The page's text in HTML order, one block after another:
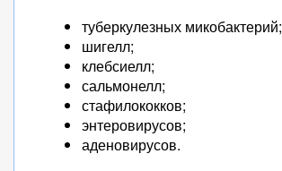
туберкулезных микобактерий;
шигелл;
клебсиелл;
сальмонелл;
стафилококков;
энтеровирусов;
аденовирусов.